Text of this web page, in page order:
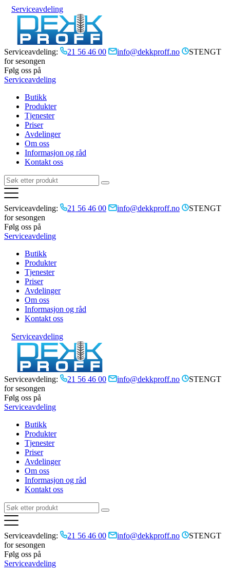
Serviceavdeling
Serviceavdeling: 21 56 46 00 info@dekkproff.no
STENGT
for sesongen
Følg oss på
Serviceavdeling
Butikk
Produkter
Tjenester
Priser
Avdelinger
Om oss
Informasjon og råd
Kontakt oss
Serviceavdeling: 21 56 46 00 info@dekkproff.no
STENGT
for sesongen
Følg oss på
Serviceavdeling
Butikk
Produkter
Tjenester
Priser
Avdelinger
Om oss
Informasjon og råd
Kontakt oss
Serviceavdeling
Serviceavdeling: 21 56 46 00 info@dekkproff.no
STENGT
for sesongen
Følg oss på
Serviceavdeling
Butikk
Produkter
Tjenester
Priser
Avdelinger
Om oss
Informasjon og råd
Kontakt oss
Serviceavdeling: 21 56 46 00 info@dekkproff.no
STENGT
for sesongen
Følg oss på
Serviceavdeling